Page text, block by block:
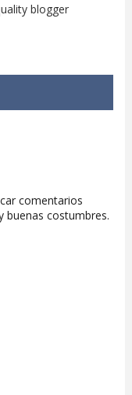
blogger
comentarios
buenas costumbres.